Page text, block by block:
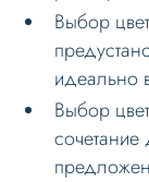
Выбор
идеально
Выбор